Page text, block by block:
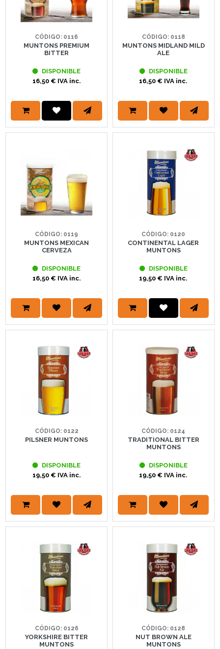
CÓDIGO: 0116
MUNTONS PREMIUM
BITTER
DISPONIBLE
16,50 € IVA inc.
CÓDIGO: 0118
MUNTONS MIDLAND MILD
ALE
DISPONIBLE
16,50 € IVA inc.
CÓDIGO: 0119
MUNTONS MEXICAN
CERVEZA
DISPONIBLE
16,50 € IVA inc.
CÓDIGO: 0120
CONTINENTAL LAGER
MUNTONS
DISPONIBLE
19,50 € IVA inc.
CÓDIGO: 0122
PILSNER MUNTONS
DISPONIBLE
19,50 € IVA inc.
CÓDIGO: 0124
TRADITIONAL BITTER
MUNTONS
DISPONIBLE
19,50 € IVA inc.
CÓDIGO: 0126
YORKSHIRE BITTER
MUNTONS
CÓDIGO: 0128
NUT BROWN ALE
MUNTONS